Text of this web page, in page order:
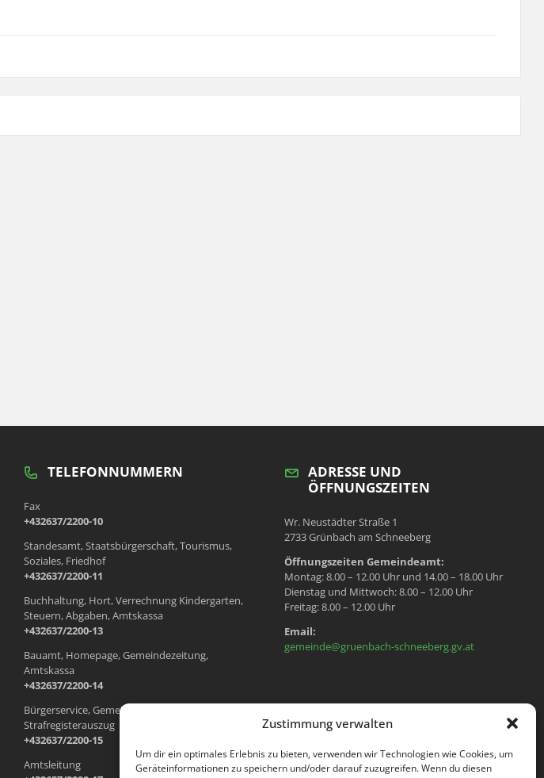
Zustimmung verwalten
Um dir ein optimales Erlebnis zu bieten, verwenden wir Technologien wie Cookies, um
Geräteinformationen zu speichern und/oder darauf zuzugreifen. Wenn du diesen
TELEFONNUMMERN
Fax
+432637/2200-10
Standesamt, Staatsbürgerschaft, Tourismus,
Soziales, Friedhof
+432637/2200-11
Buchhaltung, Hort, Verrechnung Kindergarten,
Steuern, Abgaben, Amtskassa
+432637/2200-13
Bauamt, Homepage, Gemeindezeitung,
Amtskassa
+432637/2200-14
Bürgerservice, Gemeindewohnungen, Meldeamt,
Strafregisterauszug
+432637/2200-15
Amtsleitung
ADRESSE UND
ÖFFNUNGSZEITEN
Wr. Neustädter Straße 1
2733 Grünbach am Schneeberg
Öffnungszeiten Gemeindeamt:
Montag: 8.00 – 12.00 Uhr und 14.00 – 18.00 Uhr
Dienstag und Mittwoch: 8.00 – 12.00 Uhr
Freitag: 8.00 – 12.00 Uhr
Email:
gemeinde@gruenbach-schneeberg.gv.at